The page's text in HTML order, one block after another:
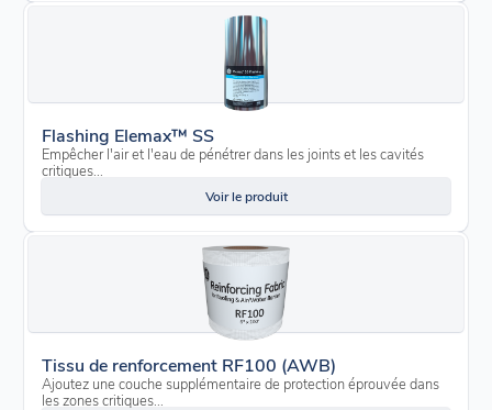
Flashing Elemax™ SS
Empêcher l'air et l'eau de pénétrer dans les joints et les cavités
critiques...
Voir le produit
Tissu de renforcement RF100 (AWB)
Ajoutez une couche supplémentaire de protection éprouvée dans
les zones critiques...